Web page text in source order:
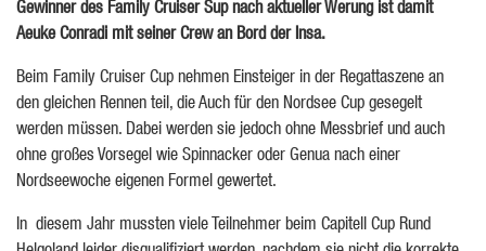
Gewinner des Family Cruiser Sup nach aktueller Werung ist damit
Aeuke Conradi mit seiner Crew an Bord der Insa.
Beim Family Cruiser Cup nehmen Einsteiger in der Regattaszene an
den gleichen Rennen teil, die Auch für den Nordsee Cup gesegelt
werden müssen. Dabei werden sie jedoch ohne Messbrief und auch
ohne großes Vorsegel wie Spinnacker oder Genua nach einer
Nordseewoche eigenen Formel gewertet.
In diesem Jahr mussten viele Teilnehmer beim Capitell Cup Rund